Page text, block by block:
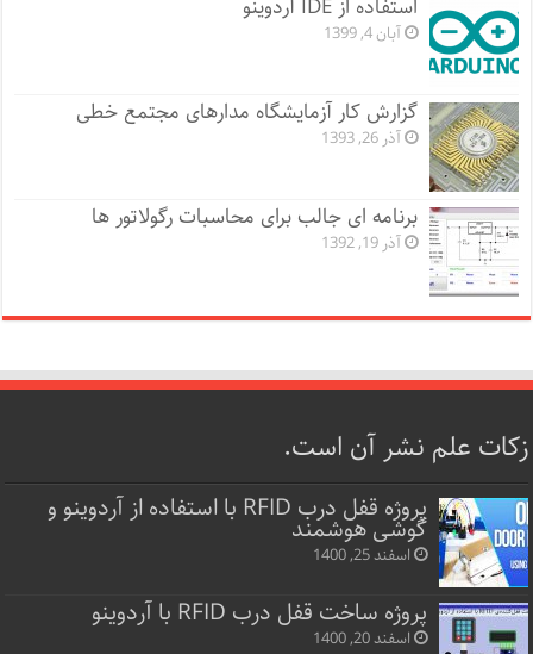
استفاده از IDE آردوینو
آبان 4, 1399
گزارش کار آزمایشگاه مدارهای مجتمع خطی
آذر 26, 1393
برنامه ای جالب برای محاسبات رگولاتور ها
آذر 19, 1392
زکات علم نشر آن است.
پروژه قفل‌ درب RFID با استفاده از آردوینو و
گوشی هوشمند
اسفند 25, 1400
پروژه ساخت قفل‌ درب RFID با آردوینو
اسفند 20, 1400